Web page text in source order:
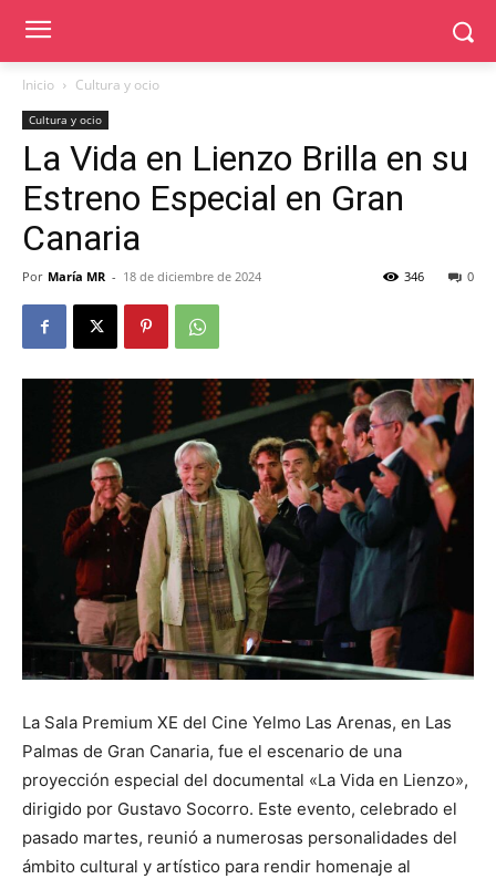
Inicio Cultura y ocio
Cultura y ocio
La Vida en Lienzo Brilla en su
Estreno Especial en Gran
Canaria
Por María MR - 18 de diciembre de 2024 0
346
La Sala Premium XE del Cine Yelmo Las Arenas, en Las
Palmas de Gran Canaria, fue el escenario de una
proyección especial del documental «La Vida en Lienzo»,
dirigido por Gustavo Socorro. Este evento, celebrado el
pasado martes, reunió a numerosas personalidades del
ámbito cultural y artístico para rendir homenaje al